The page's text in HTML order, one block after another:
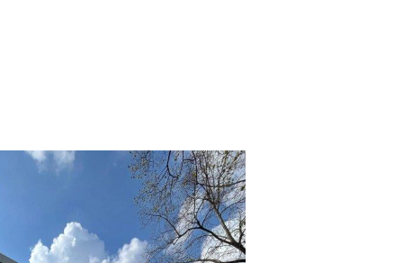
woonruimte
Inloggen
Inschrijven